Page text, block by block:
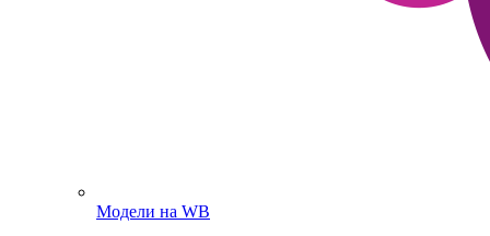
Модели на WB